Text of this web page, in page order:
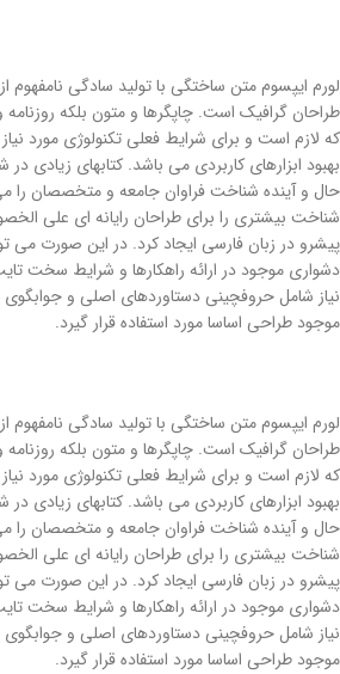
لورم ایپسوم متن ساختگی با تولید سادگی نامفهوم
طراحان گرافیک است. چاپگرها و متون بلکه
که لازم است و برای شرایط فعلی تکنولوژی مورد
بهبود ابزارهای کاربردی می باشد. کتابهای
حال و آینده شناخت فراوان جامعه و متخصصان را می
شناخت بیشتری را برای طراحان رایانه ای علی
پیشرو در زبان فارسی ایجاد کرد. در این صورت می
دشواری موجود در ارائه راهکارها و شرایط سخت
نیاز شامل حروفچینی دستاوردهای اصلی و جوابگوی
موجود طراحی اساسا مورد استفاده قرار گیرد.
لورم ایپسوم متن ساختگی با تولید سادگی نامفهوم
طراحان گرافیک است. چاپگرها و متون بلکه
که لازم است و برای شرایط فعلی تکنولوژی مورد
بهبود ابزارهای کاربردی می باشد. کتابهای
حال و آینده شناخت فراوان جامعه و متخصصان را می
شناخت بیشتری را برای طراحان رایانه ای علی
پیشرو در زبان فارسی ایجاد کرد. در این صورت می
دشواری موجود در ارائه راهکارها و شرایط سخت
نیاز شامل حروفچینی دستاوردهای اصلی و جوابگوی
موجود طراحی اساسا مورد استفاده قرار گیرد.